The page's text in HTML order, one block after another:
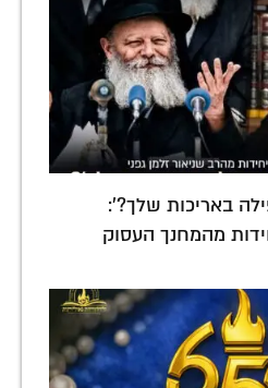
באריכות שלך?':
מהמחנך העסוק